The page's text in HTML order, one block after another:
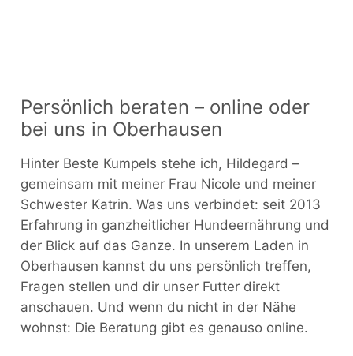
Persönlich beraten – online oder
bei uns in Oberhausen
Hinter Beste Kumpels stehe ich, Hildegard –
gemeinsam mit meiner Frau Nicole und meiner
Schwester Katrin. Was uns verbindet: seit 2013
Erfahrung in ganzheitlicher Hundeernährung und
der Blick auf das Ganze. In unserem Laden in
Oberhausen kannst du uns persönlich treffen,
Fragen stellen und dir unser Futter direkt
anschauen. Und wenn du nicht in der Nähe
wohnst: Die Beratung gibt es genauso online.